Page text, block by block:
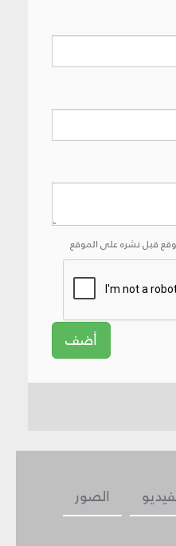
قبل نشره على الموقع
أضف
الصور